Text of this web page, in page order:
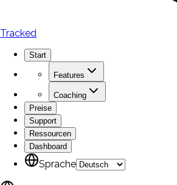
Tracked
Start
Features
Coaching
Preise
Support
Ressourcen
Dashboard
Sprache